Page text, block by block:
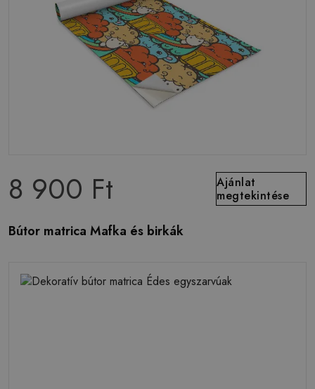
8 900 Ft
Ajánlat
megtekintése
Bútor matrica Mafka és birkák